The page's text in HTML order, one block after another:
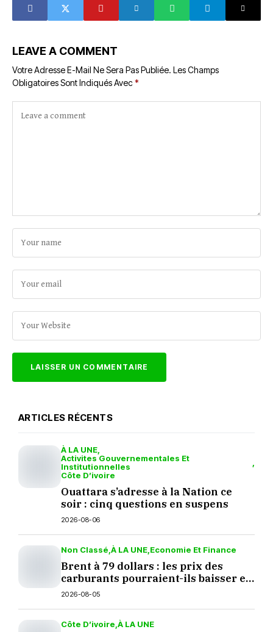
LEAVE A COMMENT
Votre Adresse E-Mail Ne Sera Pas Publiée. Les Champs
Obligatoires Sont Indiqués Avec*
ARTICLES RÉCENTS
À LA UNE
Activites Gouvernementales Et
Institutionnelles
Côte D’ivoire
Ouattara s’adresse à la Nation ce
soir : cinq questions en suspens
2026-08-06
Non Classé À LA UNE Economie Et Finance
Brent à 79 dollars : les prix des
carburants pourraient-ils baisser en
septembre ?
2026-08-05
Côte D’ivoire À LA UNE